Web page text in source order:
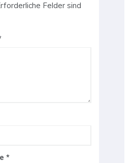
Felder sind
*